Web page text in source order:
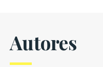
Autores